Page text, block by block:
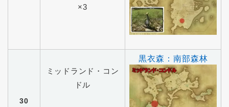
×3
30
ミッドランド・コン
ドル
黒衣森：南部森林